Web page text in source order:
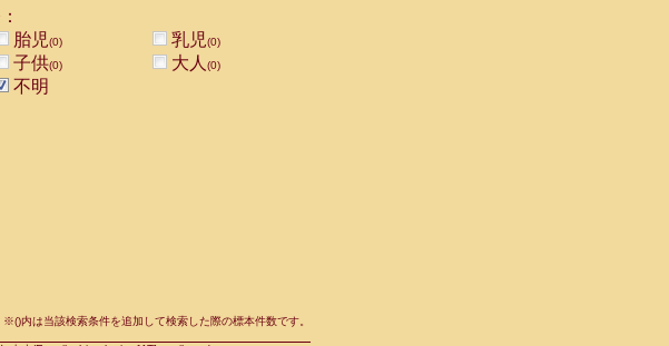
胎児(0) 乳児(0)
子供(0) 大人 (0)
不明
※()内は当該検索条件を追加して検索した際の標本件数です。